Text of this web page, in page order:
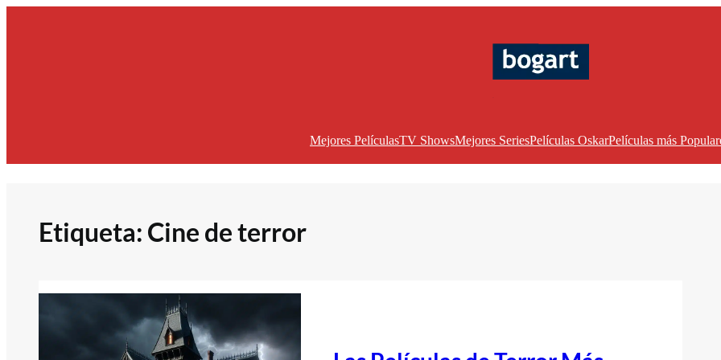
Mejores PelículasTV ShowsMejores SeriesPelículas OskarPelículas más
Etiqueta: Cine de terror